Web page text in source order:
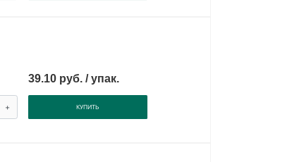
39.10 руб. / упак.
+ КУПИТЬ